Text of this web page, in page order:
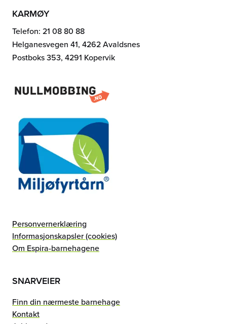
KARMØY
Telefon: 21 08 80 88
Helganesvegen 41, 4262 Avaldsnes
Postboks 353, 4291 Kopervik
Personvernerklæring
Informasjonskapsler (cookies)
Om Espira-barnehagene
SNARVEIER
Finn din nærmeste barnehage
Kontakt